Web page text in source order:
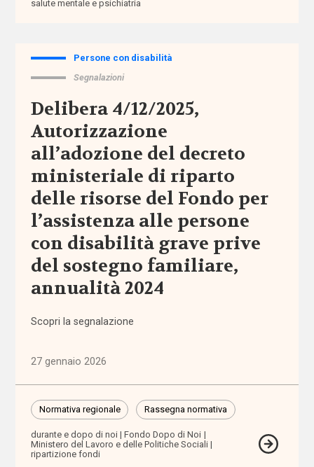
Assegno
Inclusione
Assegno
Unico
Universale
assistenti
familiari
sociali
assistenza
assistenza
assistenza
salute mentale e psichiatria
Persone con disabilità
Segnalazioni
Delibera 4/12/2025,
Autorizzazione
all’adozione del decreto
ministeriale di riparto
delle risorse del Fondo per
l’assistenza alle persone
con disabilità grave prive
del sostegno familiare,
annualità 2024
Scopri la segnalazione
27 gennaio 2026
Normativa regionale Rassegna normativa
durante e dopo di noi
Fondo Dopo di Noi
Ministero del Lavoro e delle Politiche Sociali
ripartizione fondi